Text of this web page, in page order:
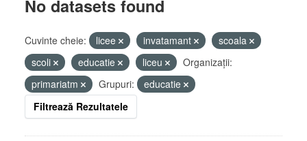
No datasets found
Cuvinte cheie: licee invatamant
scoala
scoli
educatie liceu
Organizații:
primariatm
Grupuri:
educatie
Filtrează Rezultatele